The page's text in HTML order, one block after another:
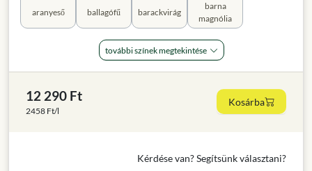
aranyeső ballagófű barackvirág
barna
magnólia
további színek megtekintése
12 290 Ft
2458 Ft/l
Kosárba
Kérdése van? Segítsünk választani?